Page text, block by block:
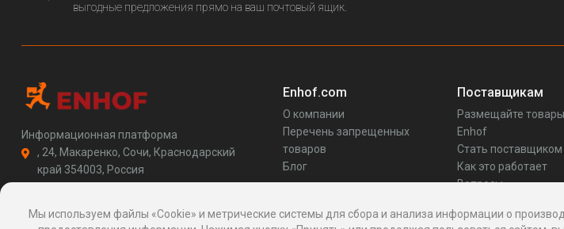
выгодные предложения прямо на ваш почтовый ящик.
Информационная платформа
, 24, Макаренко, Сочи, Краснодарский
край 354003, Россия
http://enhof.com
Enhof.com
О компании
Перечень запрещенных
товаров
Блог
Поставщикам
Размещайте
Enhof
Стать поставщиком
Как это работает
Вопросы
Мы используем файлы «Cookie» и метрические системы для сбора и анализа информации о